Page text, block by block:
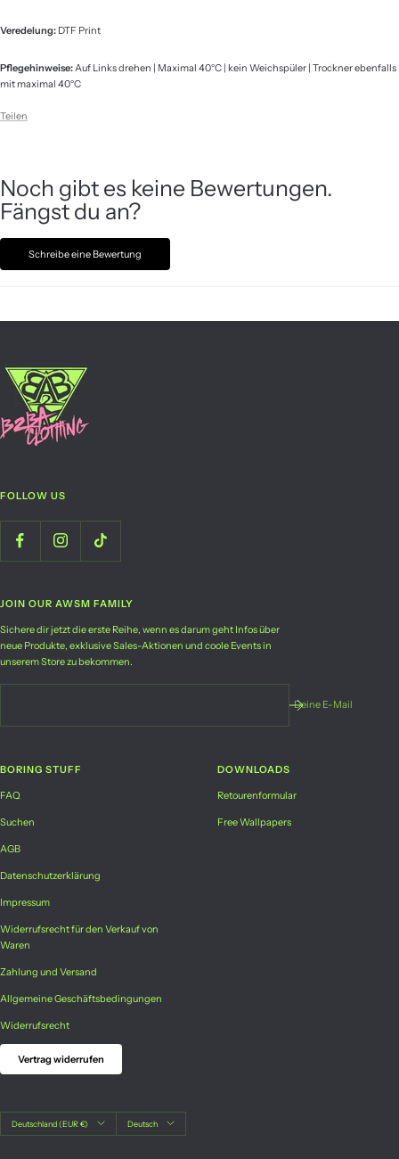
Veredelung: DTF Print
Pflegehinweise: Auf Links drehen | Maximal 40°C | kein Weichspüler | Trockner ebenfalls
mit maximal 40°C
Teilen
Noch gibt es keine Bewertungen.
Fängst du an?
Schreibe eine Bewertung
FOLLOW US
JOIN OUR AWSM FAMILY
Sichere dir jetzt die erste Reihe, wenn es darum geht Infos über
neue Produkte, exklusive Sales-Aktionen und coole Events in
unserem Store zu bekommen.
Deine E-Mail
BORING STUFF
FAQ
Suchen
AGB
Datenschutzerklärung
Impressum
Widerrufsrecht für den Verkauf von
Waren
Zahlung und Versand
Allgemeine Geschäftsbedingungen
Widerrufsrecht
Vertrag widerrufen
DOWNLOADS
Retourenformular
Free Wallpapers
Land/Region
Deutschland (EUR €) Sprache
Deutsch